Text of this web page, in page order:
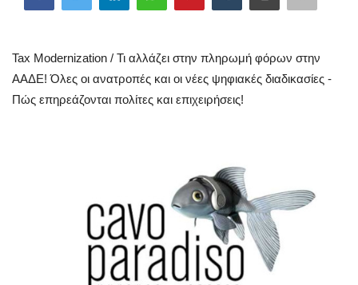
Mykonos Ticker TV
Sport
Tax Modernization / Τι αλλάζει στην πληρωμή φόρων στην
ΑΑΔΕ! Όλες οι ανατροπές και οι νέες ψηφιακές διαδικασίες -
Πώς επηρεάζονται πολίτες και επιχειρήσεις!